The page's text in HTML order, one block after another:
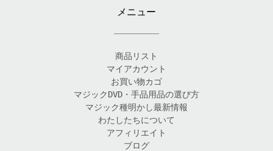
メニュー
商品リスト
マイアカウント
お買い物カゴ
マジックDVD・手品用品の選び方
マジック種明かし最新情報
わたしたちについて
アフィリエイト
ブログ